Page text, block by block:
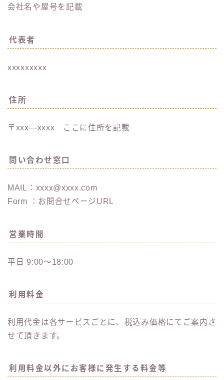
会社名や屋号を記載
代表者
xxxxxxxxx
住所
〒xxx―xxxx ここに住所を記載
問い合わせ窓口
MAIL：xxxx@xxxx.com
Form ：お問合せページURL
営業時間
平日 9:00～18:00
利用料金
利用代金は各サービスごとに、税込み価格にてご案内さ
せて頂きます。
利用料金以外にお客様に発生する料金等